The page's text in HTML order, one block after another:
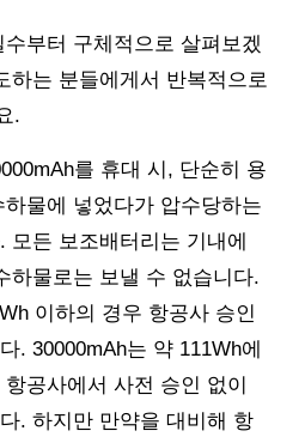
부터 구체적으로 살펴보겠
하는 분들에게서 반복적으로
.
를 휴대 시, 단순히 용
물에 넣었다가 압수당하는
모든 보조배터리는 기내에
하물로는 보낼 수 없습니다.
이하의 경우 항공사 승인
. 30000mAh는 약 111Wh에
공사에서 사전 승인 없이
. 하지만 만약을 대비해 항